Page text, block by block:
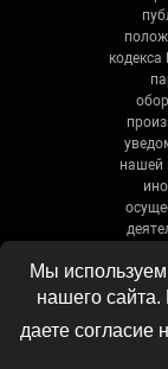
кодекса
нашей
не
Мы
нашего
даете согласие